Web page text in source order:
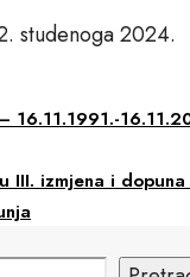
studenoga 2024.
16.11.1991.-
III. izmjena i